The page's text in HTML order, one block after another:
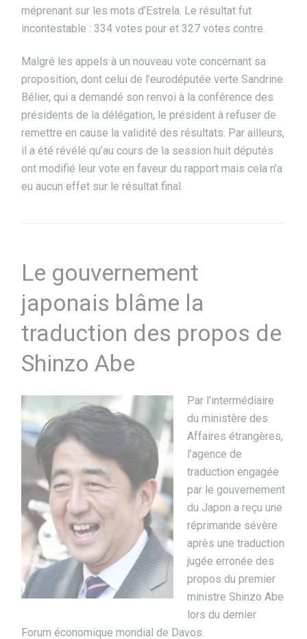
méprenant sur les mots d’Estrela. Le résultat fut
incontestable : 334 votes pour et 327 votes contre.
Malgré les appels à un nouveau vote concernant sa
proposition, dont celui de l’eurodéputée verte Sandrine
Bélier, qui a demandé son renvoi à la conférence des
présidents de la délégation, le président à refuser de
remettre en cause la validité des résultats. Par ailleurs,
il a été révélé qu’au cours de la session huit députés
ont modifié leur vote en faveur du rapport mais cela n’a
eu aucun effet sur le résultat final.
Le gouvernement
japonais blâme la
traduction des propos de
Shinzo Abe
Par l’intermédiaire
du ministère des
Affaires étrangères,
l’agence de
traduction engagée
par le gouvernement
du Japon a reçu une
réprimande sévère
après une traduction
jugée erronée des
propos du premier
ministre Shinzo Abe
lors du dernier
Forum économique mondial de Davos.